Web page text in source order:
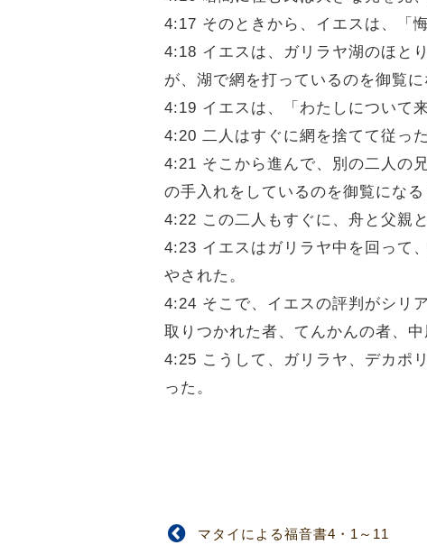
4:17 そのときから、イエスは、「
4:18 イエスは、ガリラヤ湖のほと
が、湖で網を打っているのを御覧
4:19 イエスは、「わたしについて
4:20 二人はすぐに網を捨てて従った
4:21 そこから進んで、別の二人の
の手入れをしているのを御覧にな
4:22 この二人もすぐに、舟と父親
4:23 イエスはガリラヤ中を回って
やされた。
4:24 そこで、イエスの評判がシリ
取りつかれた者、てんかんの者、
4:25 こうして、ガリラヤ、デカポ
った。
マタイによる福音書4・1～11